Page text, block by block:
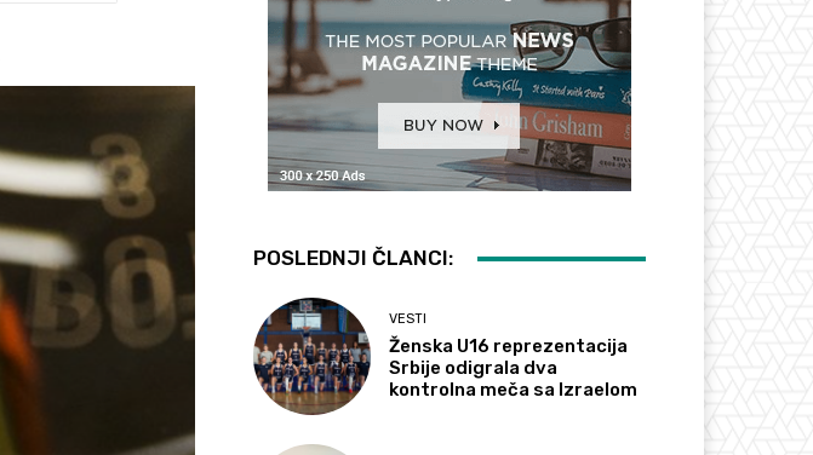
POSLEDNJI ČLANCI:
VESTI
Ženska U16 reprezentacija
Srbije odigrala dva
kontrolna meča sa Izraelom